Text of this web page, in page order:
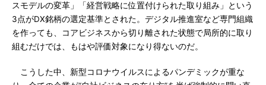
スモデルの変革」「経営戦略に位置付けられた取り組み」という
3点がDX銘柄の選定基準とされた。デジタル推進室など専門組織
を作っても、コアビジネスから切り離された状態で局所的に取り
組むだけでは、もはや評価対象になり得ないのだ。
こうした中、新型コロナウイルスによるパンデミックが重な